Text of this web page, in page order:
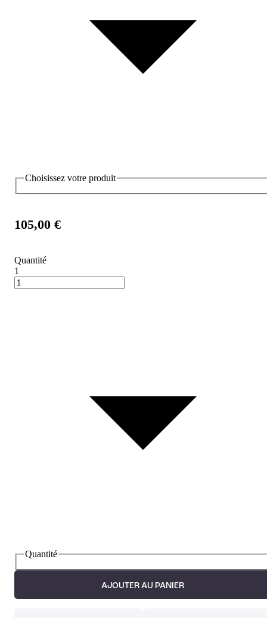
Choisissez votre produit
105,00 €
Quantité
1
Quantité
AJOUTER AU PANIER